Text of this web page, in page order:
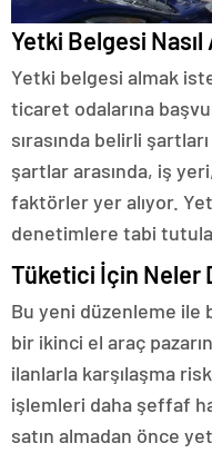
Yetki Belgesi Nasıl
Yetki belgesi almak
ticaret odalarına
sırasında belirli
şartlar arasında, iş
faktörler yer alıyor.
denetimlere tabi
Tüketici İçin Neler
Bu yeni düzenleme
bir ikinci el araç
ilanlarla karşılaşma
işlemleri daha şeffaf
satın almadan önce